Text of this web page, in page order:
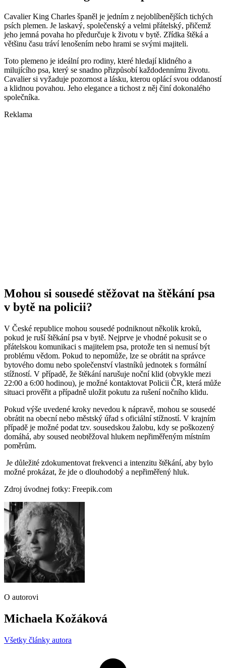
Cavalier King Charles španěl je jedním z nejoblíbenějších tichých
psích plemen. Je laskavý, společenský a velmi přátelský, přičemž
jeho jemná povaha ho předurčuje k životu v bytě. Zřídka štěká a
většinu času tráví lenošením nebo hrami se svými majiteli.
Toto plemeno je ideální pro rodiny, které hledají klidného a
milujícího psa, který se snadno přizpůsobí každodennímu životu.
Cavalier si vyžaduje pozornost a lásku, kterou oplácí svou oddaností
a klidnou povahou. Jeho elegance a tichost z něj činí dokonalého
společníka.
Reklama
Mohou si sousedé stěžovat na štěkání psa
v bytě na policii?
V České republice mohou sousedé podniknout několik kroků,
pokud je ruší štěkání psa v bytě. Nejprve je vhodné pokusit se o
přátelskou komunikaci s majitelem psa, protože ten si nemusí být
problému vědom. Pokud to nepomůže, lze se obrátit na správce
bytového domu nebo společenství vlastníků jednotek s formální
stížností. V případě, že štěkání narušuje noční klid (obvykle mezi
22:00 a 6:00 hodinou), je možné kontaktovat Policii ČR, která může
situaci prověřit a případně uložit pokutu za rušení nočního klidu.
Pokud výše uvedené kroky nevedou k nápravě, mohou se sousedé
obrátit na obecní nebo městský úřad s oficiální stížností. V krajním
případě je možné podat tzv. sousedskou žalobu, kdy se poškozený
domáhá, aby soused neobtěžoval hlukem nepřiměřeným místním
poměrům.
Je důležité zdokumentovat frekvenci a intenzitu štěkání, aby bylo
možné prokázat, že jde o dlouhodobý a nepřiměřený hluk.
Zdroj úvodnej fotky: Freepik.com
O autorovi
Michaela Kožáková
Všetky články autora